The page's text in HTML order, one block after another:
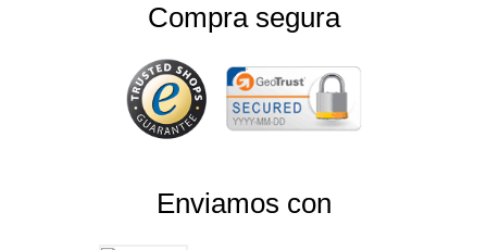
Compra segura
Enviamos con